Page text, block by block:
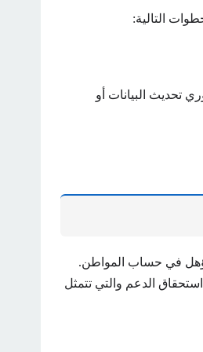
التالية:
تحديث البيانات أو
في حساب المواطن.
الدعم والتي تتمثل